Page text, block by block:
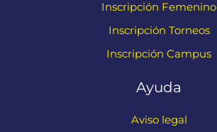
Inscripción Femenino
Inscripción Torneos
Inscripción Campus
Ayuda
Aviso legal